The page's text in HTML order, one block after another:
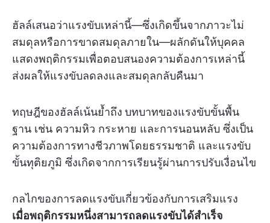
ฮัลล์เสนอว่าแรงขับเหล่านี้—ซึ่งเกิดขึ้นจากภาวะไม่
สมดุลหรือการขาดสมดุลภายใน—ผลักดันให้บุคคล
แสดงพฤติกรรมเพื่อตอบสนองความต้องการเหล่านี้
ส่งผลให้แรงขับลดลงและสมดุลกลับคืนมา
ทฤษฎีของฮัลล์เน้นย้ำถึง บทบาทของแรงขับขั้นพื้น
ฐาน เช่น ความหิว กระหาย และการนอนหลับ ซึ่งเป็น
ความต้องการทางชีวภาพโดยธรรมชาติ และแรงขับ
ขั้นทุติยภูมิ ซึ่งเกิดจากการเรียนรู้ผ่านการปรับเงื่อนไข
กลไกของการลดแรงขับเกี่ยวข้องกับการเสริมแรง
เมื่อพฤติกรรมหนึ่งสามารถลดแรงขับได้สำเร็จ